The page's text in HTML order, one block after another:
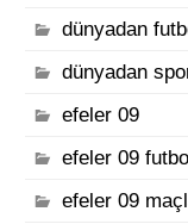
dünyadan
dünyadan
efeler 09
efeler 09
efeler 09